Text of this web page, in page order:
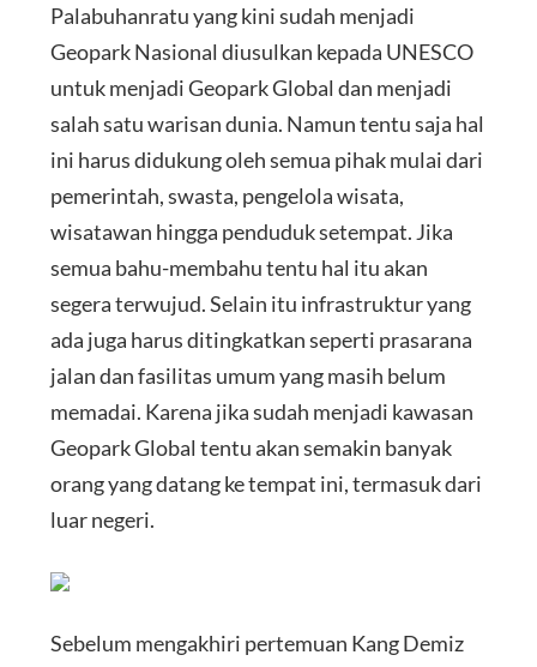
Palabuhanratu yang kini sudah menjadi
Geopark Nasional diusulkan kepada UNESCO
untuk menjadi Geopark Global dan menjadi
salah satu warisan dunia. Namun tentu saja hal
ini harus didukung oleh semua pihak mulai dari
pemerintah, swasta, pengelola wisata,
wisatawan hingga penduduk setempat. Jika
semua bahu-membahu tentu hal itu akan
segera terwujud. Selain itu infrastruktur yang
ada juga harus ditingkatkan seperti prasarana
jalan dan fasilitas umum yang masih belum
memadai. Karena jika sudah menjadi kawasan
Geopark Global tentu akan semakin banyak
orang yang datang ke tempat ini, termasuk dari
luar negeri.
Sebelum mengakhiri pertemuan Kang Demiz